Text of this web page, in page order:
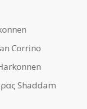
Corrino
Shaddam